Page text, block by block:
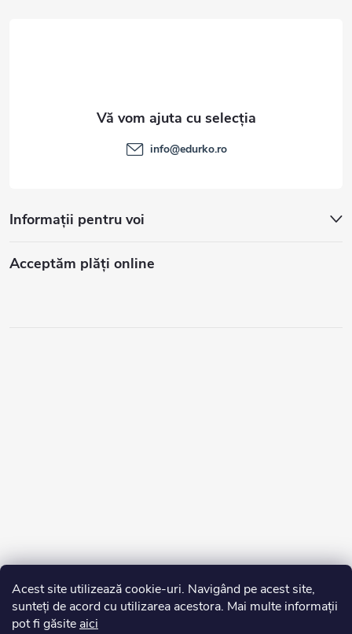
Acest site utilizează cookie-uri. Navigând pe acest site,
sunteți de acord cu utilizarea acestora. Mai multe informații
pot fi găsite aici
Informații pentru voi
Acceptăm plăţi online
info@edurko.ro